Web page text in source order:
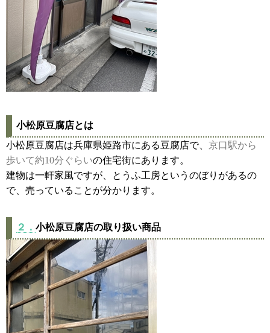
小松原豆腐店とは
小松原豆腐店は兵庫県姫路市にある豆腐店で、 京口駅から
歩いて約10分ぐらいの住宅街にあります。
建物は一軒家風ですが、とうふ工房というのぼりがあるの
で、売っていることが分かります。
２． 小松原豆腐店の取り扱い商品